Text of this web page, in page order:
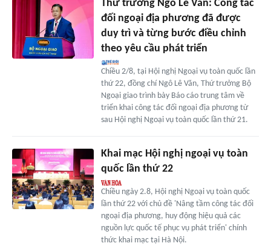
Thứ trưởng Ngô Lê Văn: Công tác
đối ngoại địa phương đã được
duy trì và từng bước điều chỉnh
theo yêu cầu phát triển
Chiều 2/8, tại Hội nghị Ngoại vụ toàn quốc lần
thứ 22, đồng chí Ngô Lê Văn, Thứ trưởng Bộ
Ngoại giao trình bày Báo cáo trung tâm về
triển khai công tác đối ngoại địa phương từ
sau Hội nghị Ngoại vụ toàn quốc lần thứ 21.
Khai mạc Hội nghị ngoại vụ toàn
quốc lần thứ 22
Chiều ngày 2.8, Hội nghị Ngoại vụ toàn quốc
lần thứ 22 với chủ đề 'Nâng tầm công tác đối
ngoại địa phương, huy động hiệu quả các
nguồn lực quốc tế phục vụ phát triển' chính
thức khai mạc tại Hà Nội.